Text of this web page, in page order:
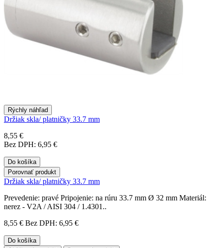
Rýchly náhľad
Držiak skla/ platničky 33.7 mm
8,55 €
Bez DPH: 6,95 €
Do košíka
Porovnať produkt
Držiak skla/ platničky 33.7 mm
Prevedenie: pravé Pripojenie: na rúru 33.7 mm Ø 32 mm Materiál:
nerez - V2A / AISI 304 / 1.4301..
8,55 € Bez DPH: 6,95 €
Do košíka